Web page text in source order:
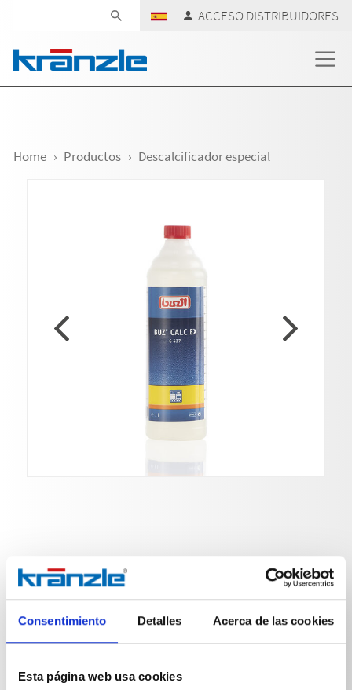
Consentimiento Detalles Acerca de las cookies
Esta página web usa cookies
ACCESO DISTRIBUIDORES
Home Productos Descalcificador especial
Descalcificador especial
Nº de art. 412580
Concentrado para descalcificar el serpentín de los